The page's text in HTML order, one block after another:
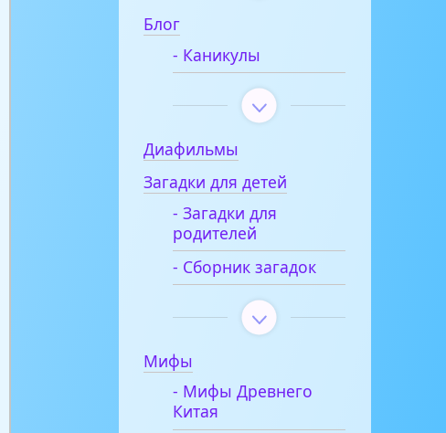
Блог
- Каникулы
Диафильмы
Загадки для детей
- Загадки для
родителей
- Сборник загадок
Мифы
- Мифы Древнего
Китая